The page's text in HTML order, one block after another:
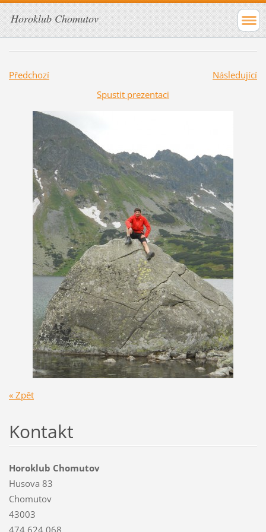
Horoklub Chomutov
Předchozí
Následující
Spustit prezentaci
« Zpět
Kontakt
Horoklub Chomutov
Husova 83
Chomutov
43003
474 624 068